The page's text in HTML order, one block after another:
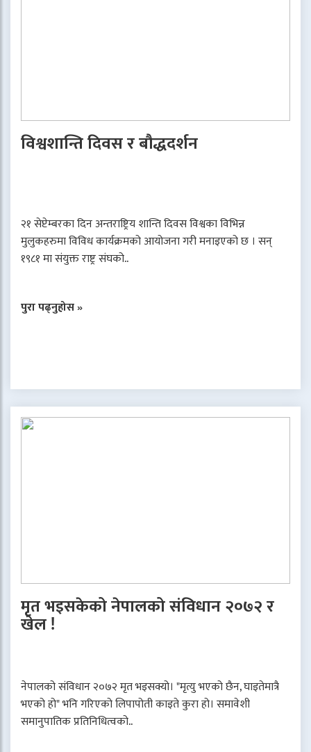
विश्वशान्ति दिवस र बौद्धदर्शन
२१ सेप्टेम्बरका दिन अन्तराष्ट्रिय शान्ति दिवस विश्वका विभिन्न
मुलुकहरुमा विविध कार्यक्रमको आयोजना गरी मनाइएको छ । सन्
१९८१ मा संयुक्त राष्ट्र संघको..
पुरा पढ्नुहोस »
मृत भइसकेको नेपालको संविधान २०७२ र
खेल !
नेपालको संविधान २०७२ मृत भइसक्यो। "मृत्यु भएको छैन, घाइतेमात्रै
भएको हो" भनि गरिएको लिपापोती काइते कुरा हो। समावेशी
समानुपातिक प्रतिनिधित्वको..